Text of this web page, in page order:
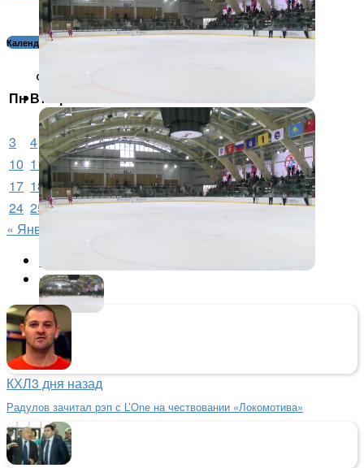
Календарь новостей:
Февраль 2025
Пн Вт
1
2
3
4 5 6 7 8
9
10 11 12 13 14 15 16
17 18 19 20 21 22 23
24 25 26 27 28
« Янв
Популярное
Новости дня
КХЛ3 дня назад
Радулов зачитал рэп с L’One на чествовании «Локомотива»